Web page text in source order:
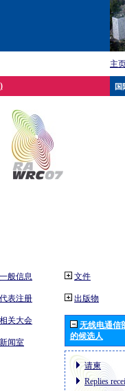
主
一般信息
代表注册
相关大会
新闻室
文件
出版物
无线电通信
的候选人
请柬
Replies
国